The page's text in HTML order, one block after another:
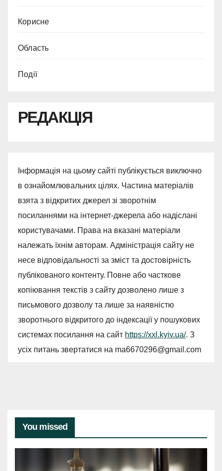
Корисне
Область
Події
РЕДАКЦІЯ
Інформація на цьому сайті публікується виключно
в ознайомлювальних цілях. Частина матеріалів
взята з відкритих джерел зі зворотнім
посиланнями на інтернет-джерела або надіслані
користувачами. Права на вказані матеріали
належать їхнім авторам. Адміністрація сайту не
несе відповідальності за зміст та достовірність
публікованого контенту. Повне або часткове
копіювання текстів з сайту дозволено лише з
письмового дозволу та лише за наявністю
зворотнього відкритого до індексації у пошукових
системах посилання на сайт https://xxl.kyiv.ua/. З
усіх питань звертатися на ma6670296@gmail.com
You missed